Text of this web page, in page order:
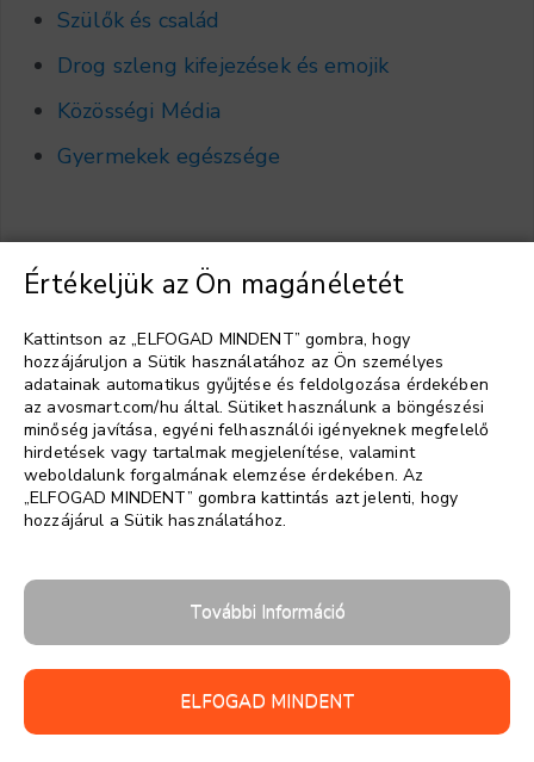
Szülők és család
Drog szleng kifejezések és emojik
Közösségi Média
Gyermekek egészsége
Válasszon nyelvet ▼
Értékeljük az Ön magánéletét
Kattintson az „ELFOGAD MINDENT” gombra, hogy
hozzájáruljon a Sütik használatához az Ön személyes
adatainak automatikus gyűjtése és feldolgozása érdekében
az avosmart.com/hu által. Sütiket használunk a böngészési
minőség javítása, egyéni felhasználói igényeknek megfelelő
hirdetések vagy tartalmak megjelenítése, valamint
weboldalunk forgalmának elemzése érdekében. Az
„ELFOGAD MINDENT” gombra kattintás azt jelenti, hogy
hozzájárul a Sütik használatához.
További Információ
ELFOGAD MINDENT